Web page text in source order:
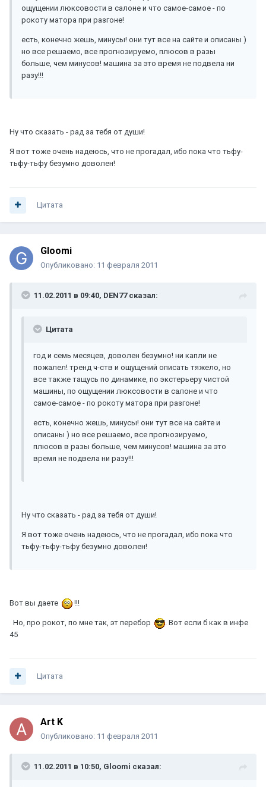
ощущении люксовости в салоне и что самое-самое - по
рокоту матора при разгоне!
есть, конечно жешь, минусы! они тут все на сайте и описаны )
но все решаемо, все прогнозируемо, плюсов в разы
больше, чем минусов! машина за это время не подвела ни
разу!!!
Ну что сказать - рад за тебя от души!
Я вот тоже очень надеюсь, что не прогадал, ибо пока что тьфу-
тьфу-тьфу безумно доволен!
Цитата
Gloomi
Опубликовано: 11 февраля 2011
11.02.2011 в 09:40, DEN77 сказал:
Цитата
год и семь месяцев, доволен безумно! ни капли не
пожалел! тренд ч-ств и ощущений описать тяжело, но
все также тащусь по динамике, по экстерьеру чистой
машины, по ощущении люксовости в салоне и что
самое-самое - по рокоту матора при разгоне!
есть, конечно жешь, минусы! они тут все на сайте и
описаны ) но все решаемо, все прогнозируемо,
плюсов в разы больше, чем минусов! машина за это
время не подвела ни разу!!!
Ну что сказать - рад за тебя от души!
Я вот тоже очень надеюсь, что не прогадал, ибо пока что
тьфу-тьфу-тьфу безумно доволен!
Вот вы даете !!!
Но, про рокот, по мне так, эт перебор
. Вот если б как в инфе
45
Цитата
Art K
Опубликовано: 11 февраля 2011
11.02.2011 в 10:50, Gloomi сказал: